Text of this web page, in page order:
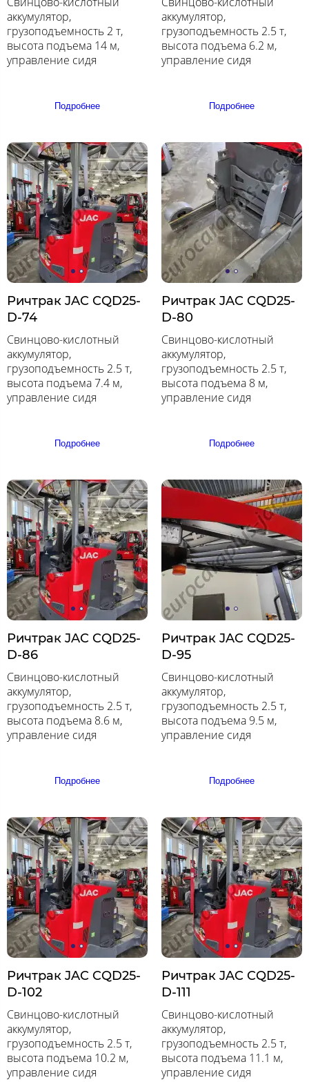
аккумулятор,
грузоподъемность 2 т,
высота подъема 14 м,
управление сидя
Подробнее
аккумулятор,
грузоподъемность 2.5 т,
высота подъема 6.2 м,
управление сидя
Подробнее
Ричтрак JAC CQD25-
D-74
Свинцово-кислотный
аккумулятор,
грузоподъемность 2.5 т,
высота подъема 7.4 м,
управление сидя
Подробнее
Ричтрак JAC CQD25-
D-80
Свинцово-кислотный
аккумулятор,
грузоподъемность 2.5 т,
высота подъема 8 м,
управление сидя
Подробнее
Ричтрак JAC CQD25-
D-86
Свинцово-кислотный
аккумулятор,
грузоподъемность 2.5 т,
высота подъема 8.6 м,
управление сидя
Подробнее
Ричтрак JAC CQD25-
D-95
Свинцово-кислотный
аккумулятор,
грузоподъемность 2.5 т,
высота подъема 9.5 м,
управление сидя
Подробнее
Ричтрак JAC CQD25-
D-102
Свинцово-кислотный
аккумулятор,
грузоподъемность 2.5 т,
высота подъема 10.2 м,
управление сидя
Ричтрак JAC CQD25-
D-111
Свинцово-кислотный
аккумулятор,
грузоподъемность 2.5 т,
высота подъема 11.1 м,
управление сидя